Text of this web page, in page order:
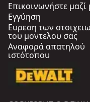
Επικοινωνήστε μαζί
Εγγύηση
Ευρεση των
του μοντελου σας
Αναφορά απατηλού
ιστότοπου